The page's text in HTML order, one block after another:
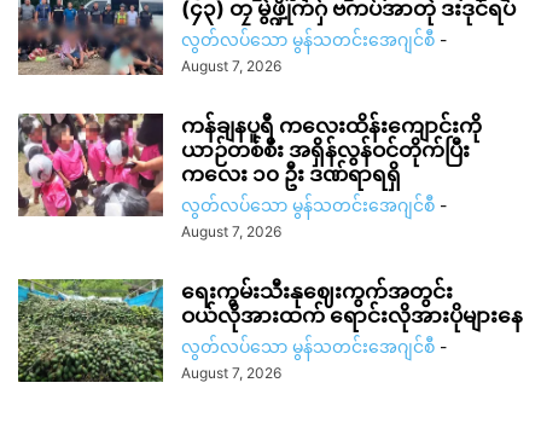
(၄၃) တၠ မွဲဖ္ဍိုက်ဂှ် ဗကပ်အာတုဲ ဒးဒုင်ရပ်
လွတ်လပ်သော မွန်သတင်းအေဂျင်စီ -
August 7, 2026
ကန်ချနပူရီ ကလေးထိန်းကျောင်းကို
ယာဉ်တစ်စီး အရှိန်လွန်ဝင်တိုက်ပြီး
ကလေး ၁၀ ဦး ဒဏ်ရာရရှိ
လွတ်လပ်သော မွန်သတင်းအေဂျင်စီ -
August 7, 2026
ရေးကွမ်းသီးနုဈေးကွက်အတွင်း
ဝယ်လိုအားထက် ရောင်းလိုအားပိုများနေ
လွတ်လပ်သော မွန်သတင်းအေဂျင်စီ -
August 7, 2026